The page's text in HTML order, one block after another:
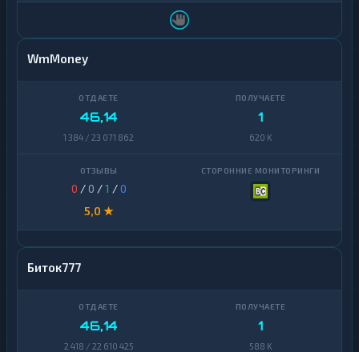
WmMoney
46,14
1 384 / 23 071 862
1
620 K
0 / 0 /1 /0
5,0 ★
Биток777
46,14
2 418 / 22 610 425
1
588 K